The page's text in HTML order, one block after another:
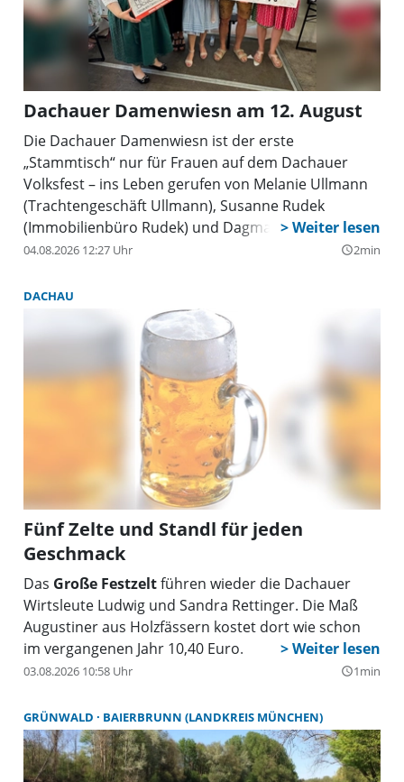
Dachauer Damenwiesn am 12. August
Die Dachauer Damenwiesn ist der erste
„Stammtisch“ nur für Frauen auf dem Dachauer
Volksfest – ins Leben gerufen von Melanie Ullmann
(Trachtengeschäft Ullmann), Susanne Rudek
(Immobilienbüro Rudek) und Dagmar Markus
(Parfümerie Vesna). Die Dachauer Damenwiesn
Uhr Im Festzelt Tante Frieda (Eingang Martin-Huber-
Treppe )bereits zum dritten Mal statt und richtet
sich exklusiv an Frauen aus Dachau und dem
Landkreis Dachau. Die Teilnehmerzahl ist begrenzt
auf 75. Dabei werden über Teilnahmegebühren und
Tombola-Erlöse Spenden gesammelt, um Vereine
oder Organisationen in Stadt und Landkreis Dachau
04.08.2026 12:27 Uhr query_builder2min
DACHAU
Fünf Zelte und Standl für jeden
Geschmack
Das Große Festzeltführen wieder die Dachauer
Wirtsleute Ludwig und Sandra Rettinger. Die Maß
Augustiner aus Holzfässern kostet dort wie schon
im vergangenen Jahr 10,40 Euro.
03.08.2026 10:58 Uhr query_builder1min
GRÜNWALD BAIERBRUNN (LANDKREIS MÜNCHEN)